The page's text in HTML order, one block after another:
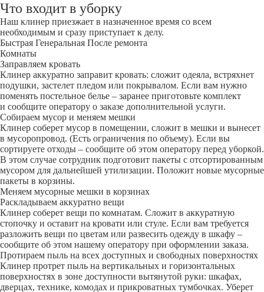
Что входит в уборку
Наш клинер приезжает в назначенное время со всем
необходимым и сразу приступает к делу.
Быстрая Генеральная После ремонта
Комнаты
Заправляем кровать
Клинер аккуратно заправит кровать: сложит одеяла, встряхнет
подушки, застелет пледом или покрывалом. Если вам нужно
поменять постельное белье – заранее приготовьте комплект
и сообщите оператору о заказе дополнительной услуги.
Собираем мусор и меняем мешки
Клинер соберет мусор в помещении, сложит в мешки и вынесет
в мусоропровод. (Есть ограничения по объему). Если вы
сортируете отходы – сообщите об этом оператору перед уборкой.
В этом случае сотрудник подготовит пакеты с отсортированным
мусором для дальнейшей утилизации. Положит новые мусорные
пакеты в корзины.
Меняем мусорные мешки в корзинах
Раскладываем аккуратно вещи
Клинер соберет вещи по комнатам. Сложит в аккуратную
стопочку и оставит на кровати или стуле. Если вам требуется
разложить вещи по цветам или развесить одежду в шкафу –
сообщите об этом нашему оператору при оформлении заказа.
Протираем пыль на всех доступных и свободных поверхностях
Клинер протрет пыль на вертикальных и горизонтальных
поверхностях в зоне доступности вытянутой руки: шкафах,
дверцах, технике, комодах и прикроватных тумбочках. Уберет